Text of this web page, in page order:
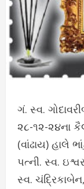
ગં. સ્વ.
૨૮-૧૨-૨૪ના
(વાંઢાય) હાલે
પત્ની. સ્વ.
સ્વ.